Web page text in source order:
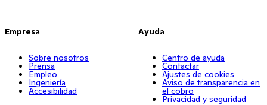
Empresa
Sobre nosotros
Prensa
Empleo
Ingeniería
Accesibilidad
Ayuda
Centro de ayuda
Contactar
Ajustes de cookies
Aviso de transparencia en
el cobro
Privacidad y seguridad